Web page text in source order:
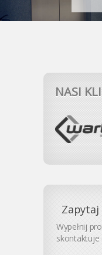
NASI
Zapytaj
Wypełnij
skontaktuje